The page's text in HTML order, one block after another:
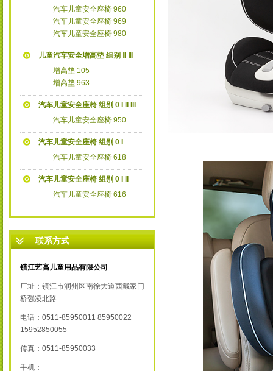
汽车儿童安全座椅 960
汽车儿童安全座椅 969
汽车儿童安全座椅 980
儿童汽车安全增高垫 组别 Ⅱ Ⅲ
增高垫 105
增高垫 963
汽车儿童安全座椅 组别 0 I II III
汽车儿童安全座椅 950
汽车儿童安全座椅 组别 0 I
汽车儿童安全座椅 618
汽车儿童安全座椅 组别 0 I II
汽车儿童安全座椅 616
联系方式
镇江艺高儿童用品有限公司
厂址：镇江市润州区南徐大道西戴家门
桥强凌北路
电话：0511-85950011 85950022
15952850055
传真：0511-85950033
手机：